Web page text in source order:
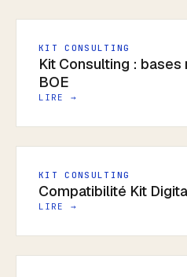
KIT CONSULTING
Kit Consulting :
BOE
LIRE →
KIT CONSULTING
Compatibilité Kit
LIRE →